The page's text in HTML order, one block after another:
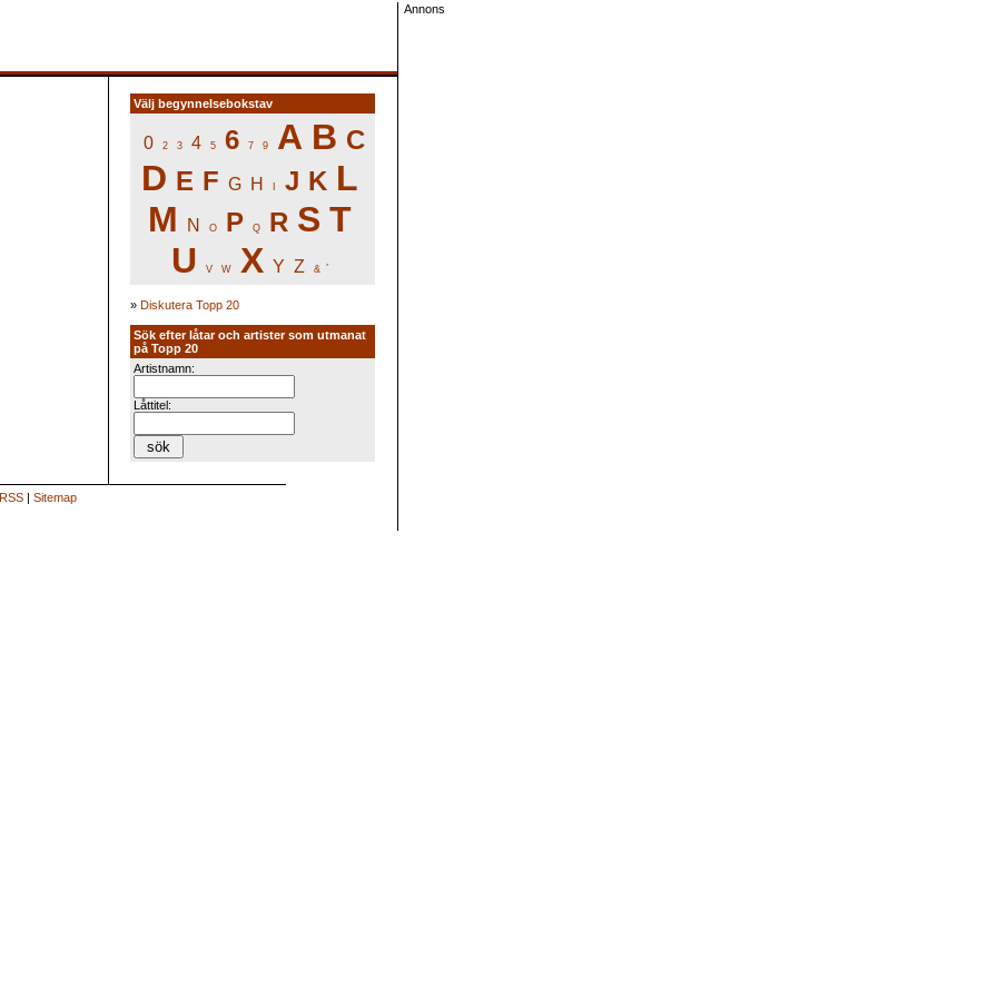
Välj begynnelsebokstav
0 2 3 4 5 6 7 9 A B C
D E F G H J K L
M
N O P Q R S T
U
V W X Y Z & ´
» Diskutera Topp 20
Sök efter låtar och artister som utmanat
på Topp 20
Artistnamn:
Låttitel:
| Sitemap
Annons